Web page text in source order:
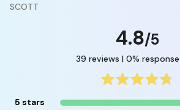
SCOTT
4.8/5
39 reviews | 0%
5 stars